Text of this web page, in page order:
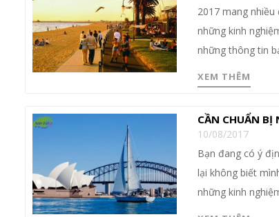
2017 mang
những kinh
những thông tin
XEM THÊM
CẦN CHUẨN BỊ
10/08/2017
Bạn đang có ý
lại không biết
những kinh